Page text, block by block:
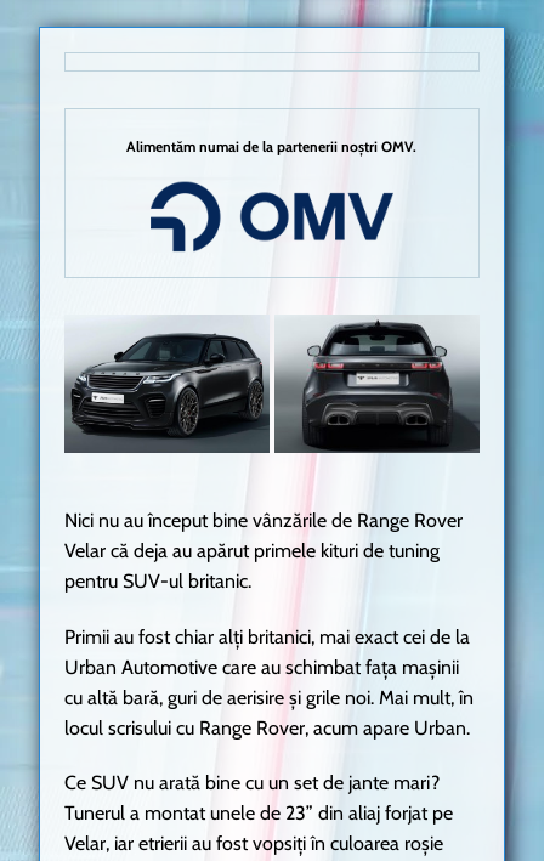
Alimentăm numai de la partenerii noștri OMV.
Nici nu au început bine vânzările de Range Rover
Velar că deja au apărut primele kituri de tuning
pentru SUV-ul britanic.
Primii au fost chiar alți britanici, mai exact cei de la
Urban Automotive care au schimbat fața mașinii
cu altă bară, guri de aerisire și grile noi. Mai mult, în
locul scrisului cu Range Rover, acum apare Urban.
Ce SUV nu arată bine cu un set de jante mari?
Tunerul a montat unele de 23” din aliaj forjat pe
Velar, iar etrierii au fost vopsiți în culoarea roșie